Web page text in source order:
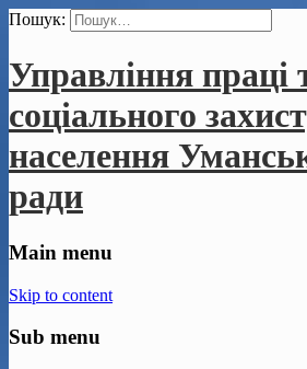
Пошук:
Управління праці
соціального
населення
ради
Main menu
Skip to content
Sub menu